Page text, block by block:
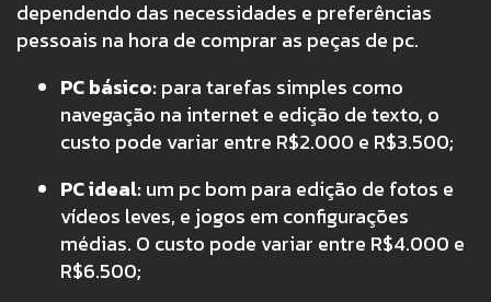
dependendo das necessidades e preferências
pessoais na hora de comprar as peças de pc.
PC básico:para tarefas simples como
navegação na internet e edição de texto, o
custo pode variar entre R$2.000 e R$3.500;
PC ideal:um pc bom para edição de fotos e
vídeos leves, e jogos em configurações
médias. O custo pode variar entre R$4.000 e
R$6.500;